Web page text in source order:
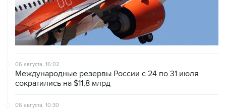
06 августа, 16:02
Международные резервы России с 24 по 31 июля
сократились на $11,8 млрд
06 августа, 10:30